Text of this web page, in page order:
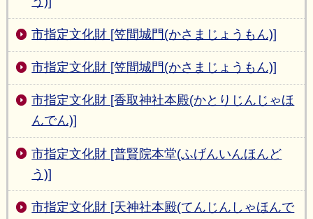
市指定文化財 [笠間城門(かさまじょうもん)]
市指定文化財 [笠間城門(かさまじょうもん)]
市指定文化財 [香取神社本殿(かとりじんじゃほ
んでん)]
市指定文化財 [普賢院本堂(ふげんいんほんど
う)]
市指定文化財 [天神社本殿(てんじんしゃほんで